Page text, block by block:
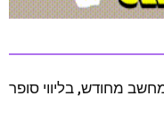
מחודש, בליווי סופר